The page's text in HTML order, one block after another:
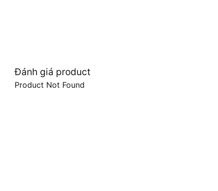
Đánh giá product
Product Not Found